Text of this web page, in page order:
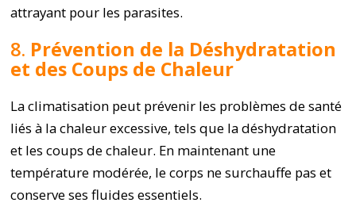
attrayant pour les parasites.
8. Prévention de la Déshydratation
et des Coups de Chaleur
La climatisation peut prévenir les problèmes de santé
liés à la chaleur excessive, tels que la déshydratation
et les coups de chaleur. En maintenant une
température modérée, le corps ne surchauffe pas et
conserve ses fluides essentiels.